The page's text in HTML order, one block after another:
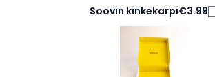
Soovin kinkekarpi€3.99